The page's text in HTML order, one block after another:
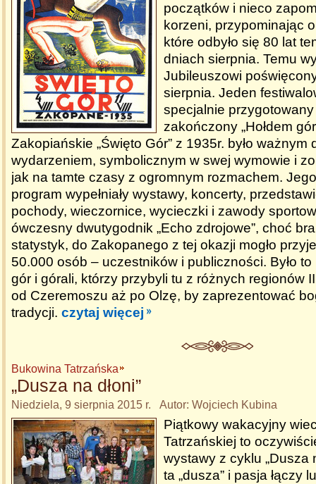
początków i nieco
korzeni, przypominając o
które odbyło się 80 lat
dniach sierpnia. Temu
Jubileuszowi
sierpnia. Jeden
specjalnie
zakończony „Hołdem
Zakopiańskie „Święto Gór” z 1935r. było ważnym
wydarzeniem, symbolicznym w swej wymowie i
jak na tamte czasy z ogromnym rozmachem.
program wypełniały wystawy, koncerty,
pochody, wieczornice, wycieczki i zawody
ówczesny dwutygodnik „Echo zdrojowe”, choć
statystyk, do Zakopanego z tej okazji mogło
50.000 osób – uczestników i publiczności. Było
gór i górali, którzy przybyli tu z różnych regionów
od Czeremoszu aż po Olzę, by zaprezentować
tradycji. czytaj więcej
Bukowina Tatrzańska
„Dusza na dłoni”
Niedziela, 9 sierpnia 2015 r. Autor: Wojciech Kubina
Piątkowy wakacyjny
Tatrzańskiej to
wystawy z cyklu „Dusza
ta „dusza” i pasja łączy